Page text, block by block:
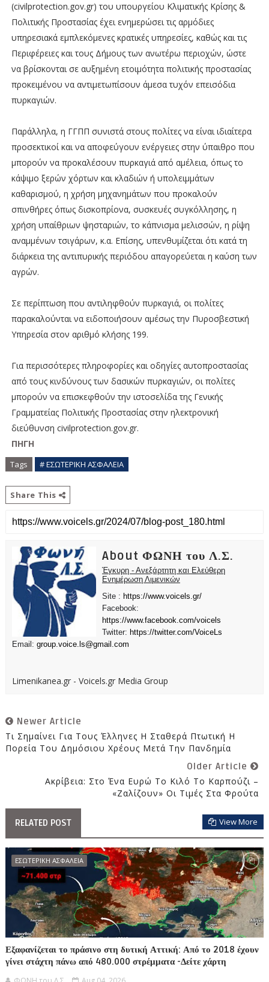
(civilprotection.gov.gr) του υπουργείου Κλιματικής Κρίσης &
Πολιτικής Προστασίας έχει ενημερώσει τις αρμόδιες
υπηρεσιακά εμπλεκόμενες κρατικές υπηρεσίες, καθώς και τις
Περιφέρειες και τους Δήμους των ανωτέρω περιοχών, ώστε
να βρίσκονται σε αυξημένη ετοιμότητα πολιτικής προστασίας
προκειμένου να αντιμετωπίσουν άμεσα τυχόν επεισόδια
πυρκαγιών.
Παράλληλα, η ΓΓΠΠ συνιστά στους πολίτες να είναι ιδιαίτερα
προσεκτικοί και να αποφεύγουν ενέργειες στην ύπαιθρο που
μπορούν να προκαλέσουν πυρκαγιά από αμέλεια, όπως το
κάψιμο ξερών χόρτων και κλαδιών ή υπολειμμάτων
καθαρισμού, η χρήση μηχανημάτων που προκαλούν
σπινθήρες όπως δισκοπρίονα, συσκευές συγκόλλησης, η
χρήση υπαίθριων ψησταριών, το κάπνισμα μελισσών, η ρίψη
αναμμένων τσιγάρων, κ.α. Επίσης, υπενθυμίζεται ότι κατά τη
διάρκεια της αντιπυρικής περιόδου απαγορεύεται η καύση των
αγρών.
Σε περίπτωση που αντιληφθούν πυρκαγιά, οι πολίτες
παρακαλούνται να ειδοποιήσουν αμέσως την Πυροσβεστική
Υπηρεσία στον αριθμό κλήσης 199.
Για περισσότερες πληροφορίες και οδηγίες αυτοπροστασίας
από τους κινδύνους των δασικών πυρκαγιών, οι πολίτες
μπορούν να επισκεφθούν την ιστοσελίδα της Γενικής
Γραμματείας Πολιτικής Προστασίας στην ηλεκτρονική
διεύθυνση civilprotection.gov.gr.
ΠΗΓΗ
Tags # ΕΣΩΤΕΡΙΚΗ ΑΣΦΑΛΕΙΑ
Share This
About ΦΩΝΗ του Λ.Σ.
Έγκυρη - Ανεξάρτητη και Ελεύθερη
Ενημέρωση Λιμενικών
Site : https://www.voicels.gr/
Facebook:
https://www.facebook.com/voicels
Twitter: https://twitter.com/VoiceLs
Email: group.voice.ls@gmail.com
Limenikanea.gr - Voicels.gr Media Group
Newer Article
Τι Σημαίνει Για Τους Έλληνες Η Σταθερά Πτωτική Η
Πορεία Του Δημόσιου Χρέους Μετά Την Πανδημία
Older Article
Ακρίβεια: Στο Ένα Ευρώ Το Κιλό Το Καρπούζι –
«Ζαλίζουν» Οι Τιμές Στα Φρούτα
RELATED POST View More
ΕΣΩΤΕΡΙΚΗ ΑΣΦΑΛΕΙΑ
Εξαφανίζεται το πράσινο στη δυτική Αττική: Από το 2018 έχουν
γίνει στάχτη πάνω από 480.000 στρέμματα -Δείτε χάρτη